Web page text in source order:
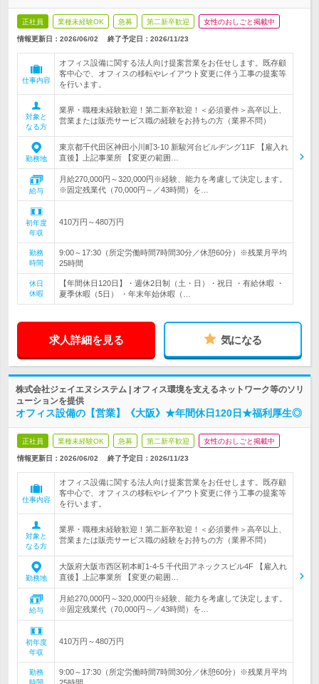
正社員 業種未経験OK 急募 第二新卒歓迎 女性のおしごと掲載中
情報更新日：2026/06/02 終了予定日： 2026/11/23
仕事内容
オフィス設備に関する法人向け提案営業をお任せします。既存顧
客中心で、オフィスの移転やレイアウト変更に伴う工事の提案等
を行います。
対象と
なる方
業界・職種未経験歓迎！第二新卒歓迎！＜必須要件＞高卒以上、
営業または販売サービス職の経験をお持ちの方（業界不問）
勤務地
東京都千代田区神田小川町3-10 新駿河台ビルヂング11F 【雇入れ
直後】上記事業所 【変更の範囲…
給与
月給270,000円～320,000円※経験、能力を考慮して決定します。
※固定残業代（70,000円～／43時間）を…
初年度
年収
410万円～480万円
勤務
時間
9:00～17:30（所定労働時間7時間30分／休憩60分）※残業月平均
25時間
休日
休暇
【年間休日120日】・週休2日制（土・日）・祝日 ・有給休暇 ・
夏季休暇（5日） ・年末年始休暇（…
求人詳細を見る 気になる
株式会社ジェイエヌシステム | オフィス環境を支えるネットワーク等のソリ
ューションを提供
オフィス設備の【営業】《大阪》★年間休日120日★福利厚生◎
正社員 業種未経験OK 急募 第二新卒歓迎 女性のおしごと掲載中
情報更新日：2026/06/02 終了予定日： 2026/11/23
仕事内容
オフィス設備に関する法人向け提案営業をお任せします。既存顧
客中心で、オフィスの移転やレイアウト変更に伴う工事の提案等
を行います。
対象と
なる方
業界・職種未経験歓迎！第二新卒歓迎！＜必須要件＞高卒以上、
営業または販売サービス職の経験をお持ちの方（業界不問）
勤務地
大阪府大阪市西区靭本町1-4-5 千代田アネックスビル4F 【雇入れ
直後】上記事業所 【変更の範囲…
給与
月給270,000円～320,000円※経験、能力を考慮して決定します。
※固定残業代（70,000円～／43時間）を…
初年度
年収
410万円～480万円
勤務
時間
9:00～17:30（所定労働時間7時間30分／休憩60分）※残業月平均